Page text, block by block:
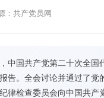
：共产党员网
中国共产党第二十次全
告。全会讨论并通过了
律检查委员会向中国共产